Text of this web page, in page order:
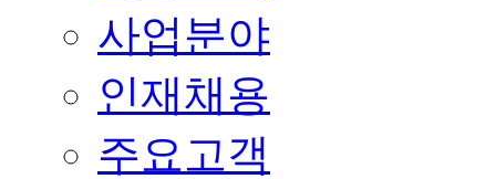
사업분야
인재채용
주요고객